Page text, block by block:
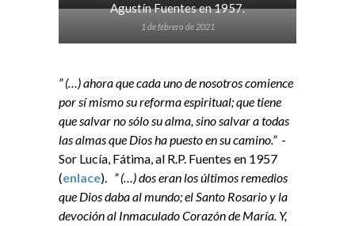
Agustín Fuentes en 1957.
1 de febrero de 2021
” (…) ahora que cada uno de nosotros comience
por sí mismo su reforma espiritual; que tiene
que salvar no sólo su alma, sino salvar a todas
las almas que Dios ha puesto en su camino.” -
Sor Lucía, Fátima, al R.P. Fuentes en 1957
(enlace). ” (…) dos eran los últimos remedios
que Dios daba al mundo; el Santo Rosario y la
devoción al Inmaculado Corazón de María. Y,